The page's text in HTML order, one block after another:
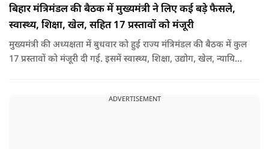
बिहार मंत्रिमंडल की बैठक में मुख्यमंत्री ने लिए कई बड़े फैसले,
स्वास्थ्य, शिक्षा, खेल, सहित 17 प्रस्तावों को मंजूरी
मुख्यमंत्री की अध्यक्षता में बुधवार को हुई राज्य मंत्रिमंडल की बैठक में कुल
17 प्रस्तावों को मंजूरी दी गई. इसमें स्वास्थ्य, शिक्षा, उद्योग, खेल, न्यायिक
ADVERTISEMENT